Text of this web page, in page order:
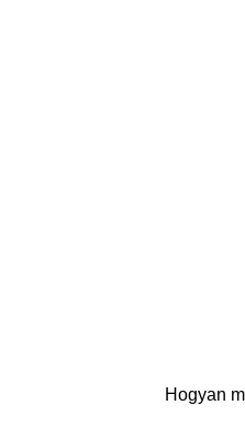
Hogyan